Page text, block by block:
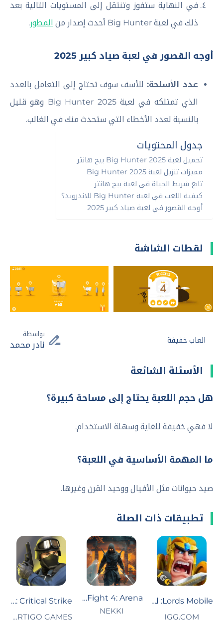
في النهاية ستفوز وتنتقل إلى المستويات التالية بعد
ذلك في لعبة Big Hunter أحدث إصدار من
المطور.
أوجه القصور في لعبة صياد كبير 2025
عدد الأسلحة:للأسف سوف تحتاج إلى التعامل بالعدد
الذي تمتلكه في لعبة Big Hunter 2025 وهو قليل
بالنسبة لعدد الأخطاء التي ستحدث منك في الغالب.
جدول المحتويات
تحميل لعبة Big Hunter 2025 بيج هانتر
مميزات تنزيل لعبة Big Hunter 2025
تابع شريط الحياة في لعبة بيج هانتر
كيفية اللعب في لعبة Big Hunter للاندرويد؟
أوجه القصور في لعبة صياد كبير 2025
لقطات الشاشة
العاب خفيفة
بواسطة
نادر محمد
الأسئلة الشائعة
هل حجم اللعبة يحتاج إلى مساحة كبيرة؟
لا فهي خفيفة للغاية وسهلة الاستخدام.
ما المهمة الأساسية في اللعبة؟
صيد حيوانات مثل الأفيال ووحيد القرن وغيرها.
تطبيقات ذات الصلة
Lords Mobile: لوردس موبايل
IGG.COM‏
Shadow Fight 4: Arena
NEKKI
Critical Strike : العاب مسدسات
VERTIGO GAMES‏